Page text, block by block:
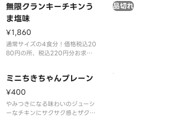
ります。
無限クランキーチキンう
ま塩味
¥1,860
通常サイズの4食分！価格税込20
80円の所、税込220円分お求め
一口サイズのチキンにポテト衣を
付けた人気商品。
品切れ
ミニちきちゃんプレーン
¥400
やみつきになる味わいのジューシ
ーなチキンにサクサク感とザクザ